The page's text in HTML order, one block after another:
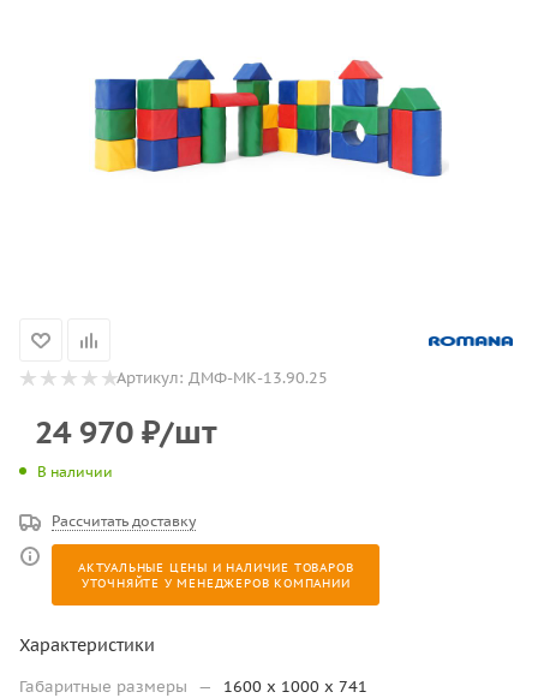
Артикул: ДМФ-МК-13.90.25
24 970 ₽/шт
В наличии
Рассчитать доставку
АКТУАЛЬНЫЕ ЦЕНЫ И НАЛИЧИЕ ТОВАРОВ
УТОЧНЯЙТЕ У МЕНЕДЖЕРОВ КОМПАНИИ
Характеристики
Габаритные размеры —
1600 х 1000 х 741